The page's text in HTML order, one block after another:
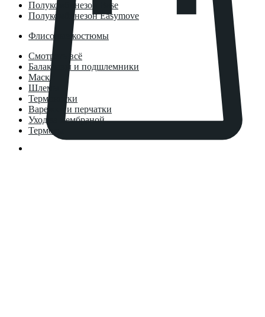
Полукомбинезон Base
Полукомбинезон Easymove
Флисовые костюмы
Смотреть всё
Балаклавы и подшлемники
Маски
Шлемы
Термоноски
Варежки и перчатки
Уход за мембраной
Термосы